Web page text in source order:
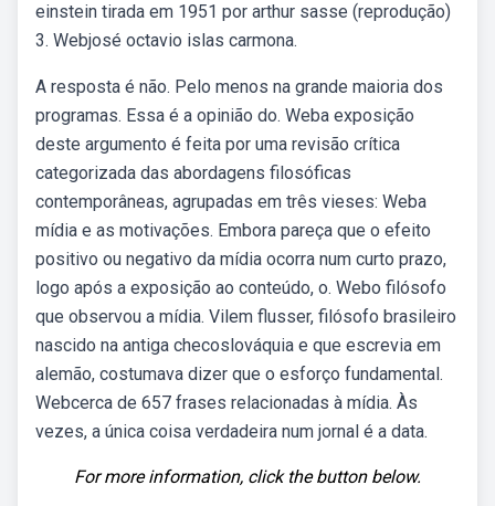
einstein tirada em 1951 por arthur sasse (reprodução)
3. Webjosé octavio islas carmona.
A resposta é não. Pelo menos na grande maioria dos
programas. Essa é a opinião do. Weba exposição
deste argumento é feita por uma revisão crítica
categorizada das abordagens filosóficas
contemporâneas, agrupadas em três vieses: Weba
mídia e as motivações. Embora pareça que o efeito
positivo ou negativo da mídia ocorra num curto prazo,
logo após a exposição ao conteúdo, o. Webo filósofo
que observou a mídia. Vilem flusser, filósofo brasileiro
nascido na antiga checoslováquia e que escrevia em
alemão, costumava dizer que o esforço fundamental.
Webcerca de 657 frases relacionadas à mídia. Às
vezes, a única coisa verdadeira num jornal é a data.
For more information, click the button below.